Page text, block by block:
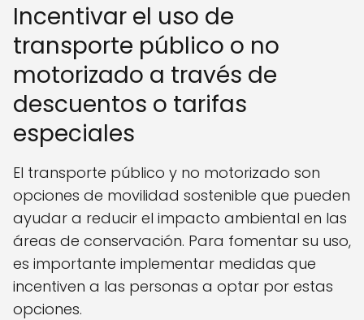
Incentivar el uso de
transporte público o no
motorizado a través de
descuentos o tarifas
especiales
El transporte público y no motorizado son
opciones de movilidad sostenible que pueden
ayudar a reducir el impacto ambiental en las
áreas de conservación. Para fomentar su uso,
es importante implementar medidas que
incentiven a las personas a optar por estas
opciones.